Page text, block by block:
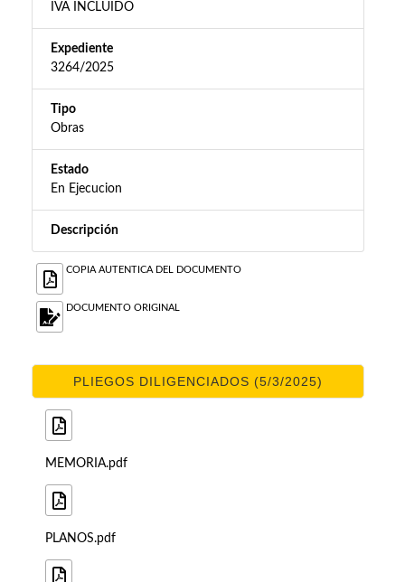
IVA INCLUIDO
Expediente
3264/2025
Tipo
Obras
Estado
En Ejecucion
Descripción
COPIA AUTENTICA DEL DOCUMENTO
DOCUMENTO ORIGINAL
PLIEGOS DILIGENCIADOS (5/3/2025)
MEMORIA.pdf
PLANOS.pdf